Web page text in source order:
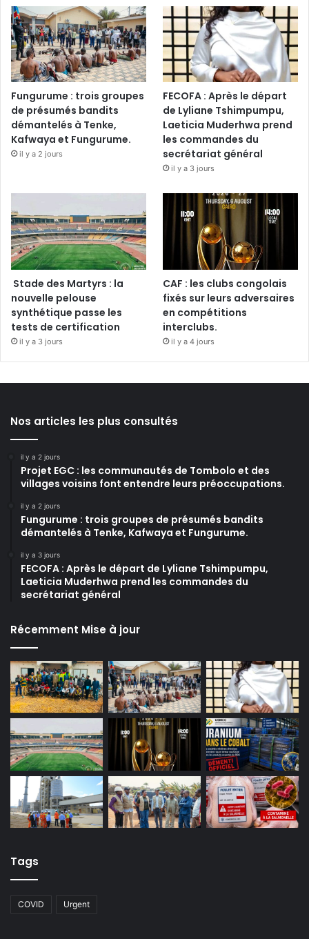
Fungurume : trois groupes
de présumés bandits
démantelés à Tenke,
Kafwaya et Fungurume.
il y a 2 jours
FECOFA : Après le départ
de Lyliane Tshimpumpu,
Laeticia Muderhwa prend
les commandes du
secrétariat général
il y a 3 jours
Stade des Martyrs : la
nouvelle pelouse
synthétique passe les
tests de certification
il y a 3 jours
CAF : les clubs congolais
fixés sur leurs adversaires
en compétitions
interclubs.
il y a 4 jours
Nos articles les plus consultés
il y a 2 jours
Projet EGC : les communautés de Tombolo et des
villages voisins font entendre leurs préoccupations.
il y a 2 jours
Fungurume : trois groupes de présumés bandits
démantelés à Tenke, Kafwaya et Fungurume.
il y a 3 jours
FECOFA : Après le départ de Lyliane Tshimpumpu,
Laeticia Muderhwa prend les commandes du
secrétariat général
Récemment Mise à jour
Tags
COVID Urgent